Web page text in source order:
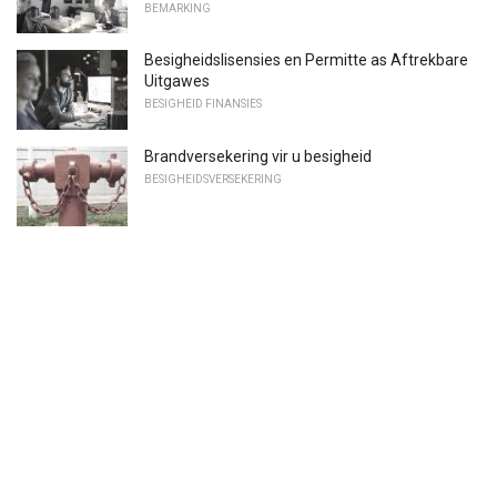
BEMARKING
Besigheidslisensies en Permitte as Aftrekbare
Uitgawes
BESIGHEID FINANSIES
Brandversekering vir u besigheid
BESIGHEIDSVERSEKERING